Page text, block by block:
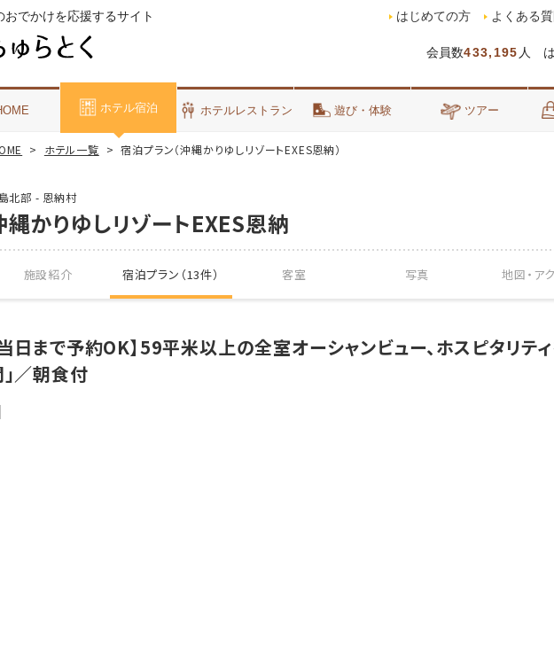
おでかけを応援するサイト
会員数433,195 人 は
はじめての方 よくある
ホテル宿泊 ホテルレストラン 遊び・体験 ツアー
ホテル一覧 宿泊プラン（沖縄かりゆしリゾートEXES恩納）
北部 - 恩納村
縄かりゆしリゾートEXES恩納
施設紹介 宿泊プラン（13件） 客室 写真 地図・ ア
当日まで予約OK】59平米以上の全室オーシャンビュー、ホスピタリテ
／朝食付